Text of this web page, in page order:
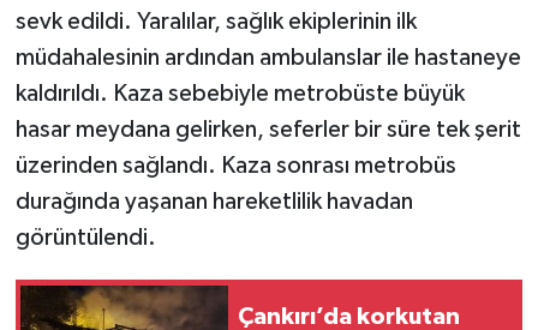
sevk edildi. Yaralılar, sağlık ekiplerinin ilk
müdahalesinin ardından ambulanslar ile hastaneye
kaldırıldı. Kaza sebebiyle metrobüste büyük
hasar meydana gelirken, seferler bir süre tek şerit
üzerinden sağlandı. Kaza sonrası metrobüs
durağında yaşanan hareketlilik havadan
görüntülendi.
Çankırı’da korkutan